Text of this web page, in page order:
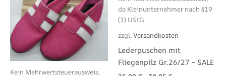
Kein Mehrwertsteuerausweis,
mehrere
Varianten
Optionen
können
da Kleinunternehmer nach §19
(1) UStG.
zzgl.Versandkosten
Lederpuschen mit
Fliegenpilz Gr.26/27 – SALE